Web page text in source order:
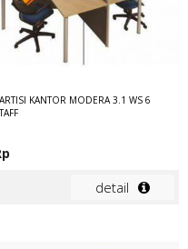
KANTOR MODERA 3.1 WS 6
detail